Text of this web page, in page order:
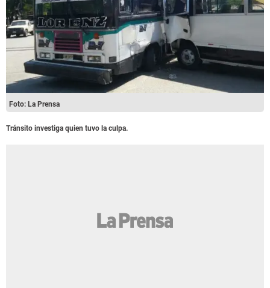
Foto: La Prensa
Tránsito investiga quien tuvo la culpa.